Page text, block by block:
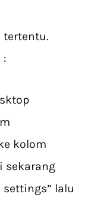
:
kolom
sekarang
lalu